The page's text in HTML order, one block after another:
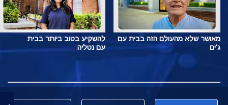
מאושר שלא מהעולם הזה בבית עם
ג'ים
להשקיע בטוב ביותר בבית
עם נטליה